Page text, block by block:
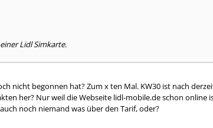
Lidl Simkarte.
nicht begonnen hat? Zum x ten Mal. KW30 ist nach
her? Nur weil die Webseite lidl-mobile.de schon online
noch niemand was über den Tarif, oder?